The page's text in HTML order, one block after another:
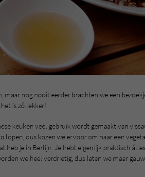
nog nooit eerder brachten we een
is zó lekker!
keuken veel gebruik wordt gemaakt van
lopen, dus kozen we ervoor om naar een
heb je in Berlijn. Je hebt eigenlijk praktisch
we heel verdrietig, dus laten we maar